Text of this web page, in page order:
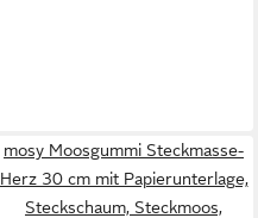
mosy Moosgummi Steckmasse-
Herz 30 cm mit Papierunterlage,
Steckschaum, Steckmoos,